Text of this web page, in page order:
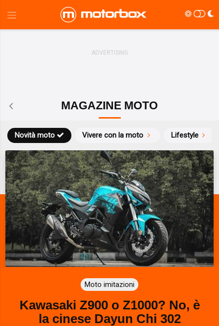
MAGAZINE MOTO
Novità moto Vivere con la moto Lifestyle
Moto imitazioni
Kawasaki Z900 o Z1000? No, è
la cinese Dayun Chi 302